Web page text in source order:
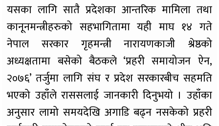
यसका लागि सातै प्रदेशका आन्तरिक मामिला तथा
कानूनमन्त्रीहरुको सहभागितामा यही माघ १४ गते
नेपाल सरकार गृहमन्त्री नारायणकाजी श्रेष्ठको
अध्यक्षतामा बसेको बैठकले ‘प्रहरी समायोजन ऐन,
२०७६’ तर्जुमा लागि संघ र प्रदेश सरकारबीच सहमति
भएको उहाँले राससलाई जानकारी दिनुभयो । उहाँका
अनुसार लामो समयदेखि अगाडि बढ्न नसकेको प्रहरी